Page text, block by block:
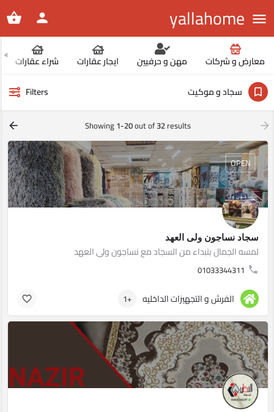
yallahome
معارض و شركات مهن و حرفيين ايجار عقارات
شراء عقارات
سجاد و موكيت
Filters
Showing1-20out of32results
سجاد نساجون ولى العهد
لمسه الجمال بتبداء من السجاد مع نساجون ولي العهد
01033344311
OPEN
الفرش و التجهيزات الداخليه +1